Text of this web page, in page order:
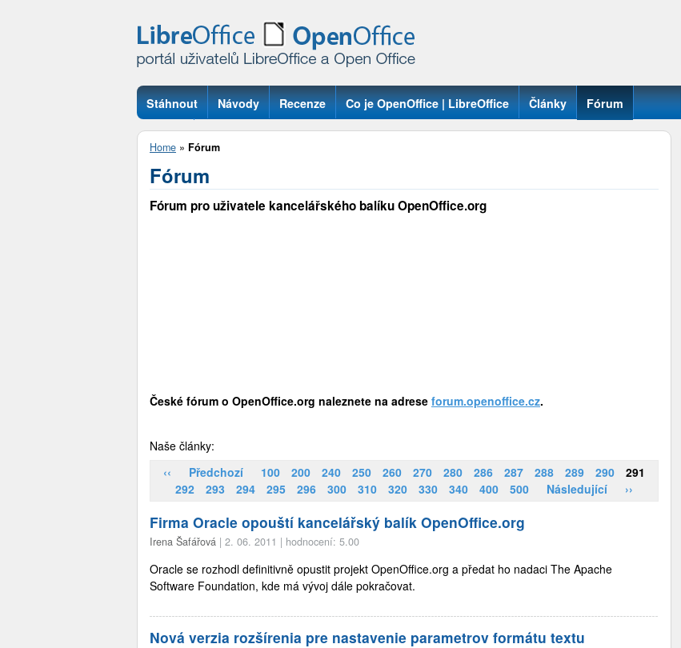
Stáhnout Návody Recenze Co je OpenOffice | LibreOffice Články Fórum
Otázky
Home » Fórum
Fórum
Fórum pro uživatele kancelářského balíku OpenOffice.org
České fórum o OpenOffice.org naleznete na adrese forum.openoffice.cz.
Naše články:
‹‹
Předchozí 100 200 240 250 260 270 280 286 287 288 289 290
291
292
293 294 295 296 300 310 320 330 340 400 500 Následující ››
Firma Oracle opouští kancelářský balík OpenOffice.org
Irena Šafářová | 2. 06. 2011 | hodnocení: 5.00
Oracle se rozhodl definitivně opustit projekt OpenOffice.org a předat ho nadaci The Apache
Software Foundation, kde má vývoj dále pokračovat.
Nová verzia rozšírenia pre nastavenie parametrov formátu textu